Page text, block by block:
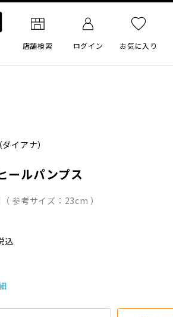
店舗検索 ログイン お気に入り
ダイアナ）
ールパンプス
参考サイズ：23cm ）
込